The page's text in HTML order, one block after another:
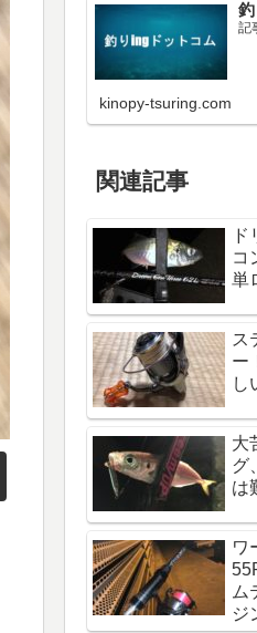
記
kinopy-tsuring.com
関連記事
コ
単
ス
ー
し
大
グ
は
ワ
ム
ジ